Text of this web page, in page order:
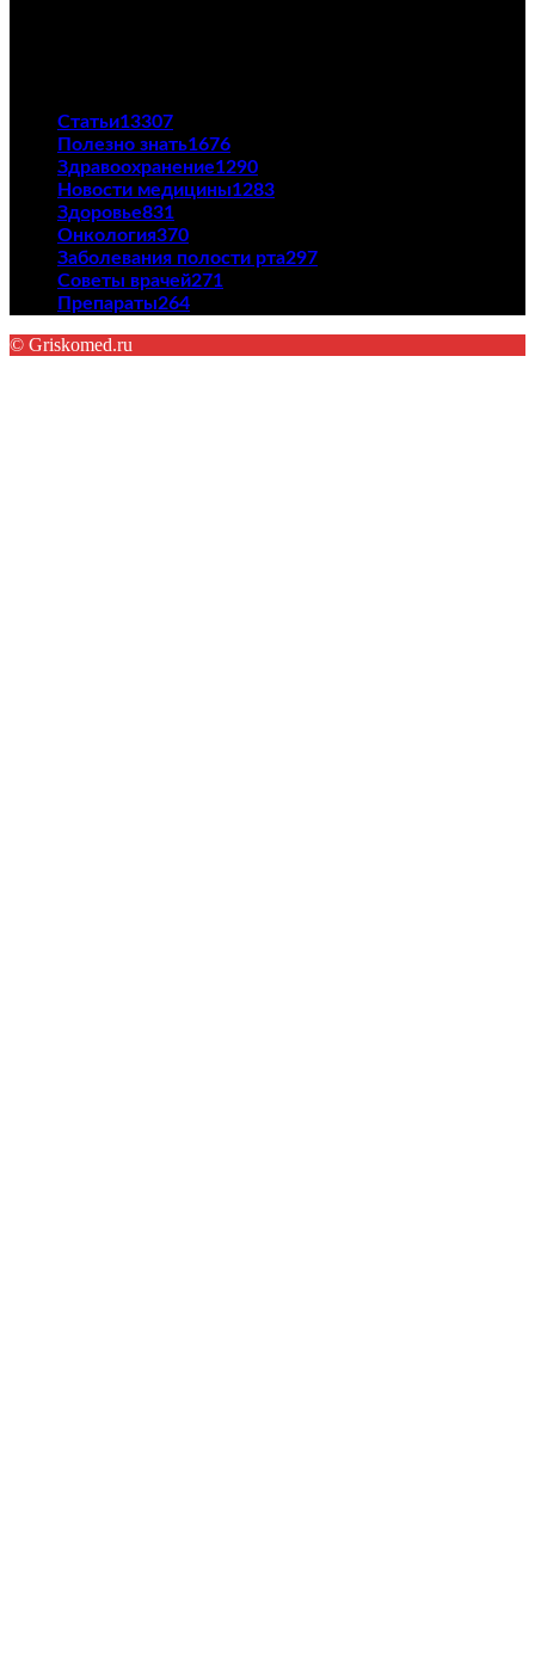
Статьи13307
Полезно знать1676
Здравоохранение1290
Новости медицины1283
Здоровье831
Онкология370
Заболевания полости рта297
Советы врачей271
Препараты264
© Griskomed.ru